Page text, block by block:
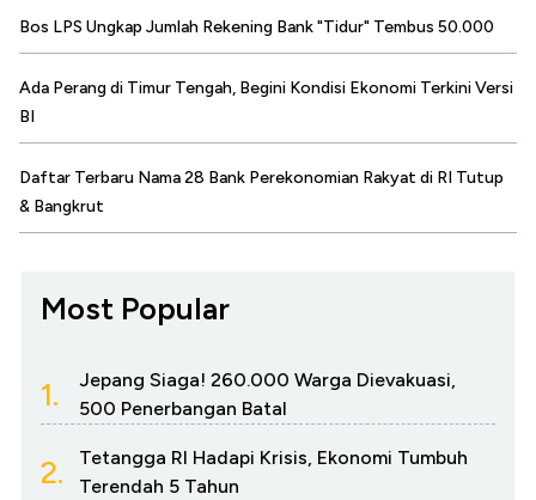
Bos LPS Ungkap Jumlah Rekening Bank "Tidur" Tembus 50.000
Ada Perang di Timur Tengah, Begini Kondisi Ekonomi Terkini Versi
BI
Daftar Terbaru Nama 28 Bank Perekonomian Rakyat di RI Tutup
& Bangkrut
Most Popular
1.
Jepang Siaga! 260.000 Warga Dievakuasi,
500 Penerbangan Batal
2.
Tetangga RI Hadapi Krisis, Ekonomi Tumbuh
Terendah 5 Tahun